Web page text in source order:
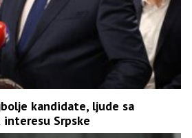
kandidate, ljude sa
interesu Srpske